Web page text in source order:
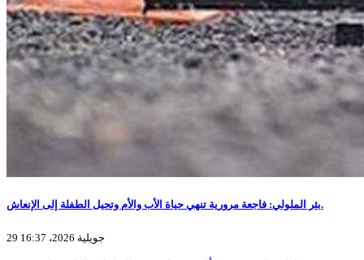
بئر الملولي: فاجعة مرورية تنهي حياة الأب والأم وتحيل الطفلة إلى الإنعاش.
29 جويلية 2026، 16:37